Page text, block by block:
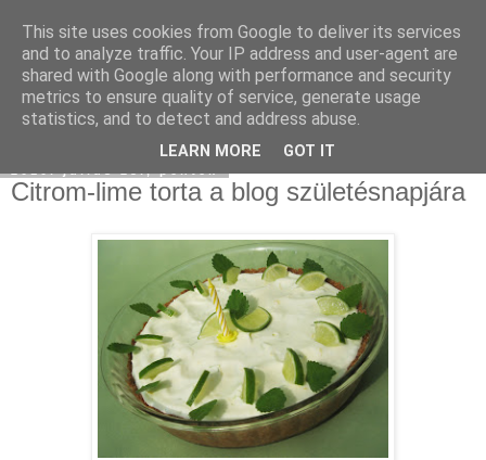
Moha Konyha
Citrom-lime torta a blog születésnapjára
This site uses cookies from Google to deliver its services
and to analyze traffic. Your IP address and user-agent are
shared with Google along with performance and security
metrics to ensure quality of service, generate usage
statistics, and to detect and address abuse.
LEARN MORE GOT IT